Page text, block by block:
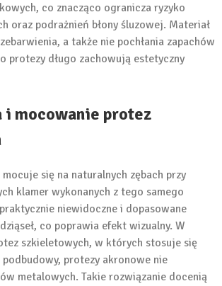
co znacząco ogranicza ryzyko
oraz podrażnień błony śluzowej. Materiał
a także nie pochłania zapachów
protezy długo zachowują estetyczny
i mocowanie protez
się na naturalnych zębach przy
klamer wykonanych z tego samego
niewidoczne i dopasowane
co poprawia efekt wizualny. W
szkieletowych, w których stosuje się
protezy akronowe nie
metalowych. Takie rozwiązanie docenią